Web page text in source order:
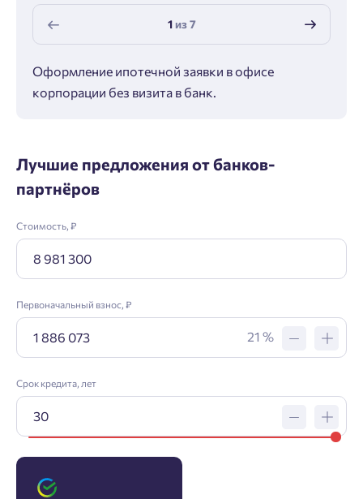
1из7
Оформление ипотечной заявки в офисе
корпорации без визита в банк.
Лучшие предложения от банков-
партнёров
Стоимость, ₽
Первоначальный взнос, ₽
21 %
Срок кредита, лет